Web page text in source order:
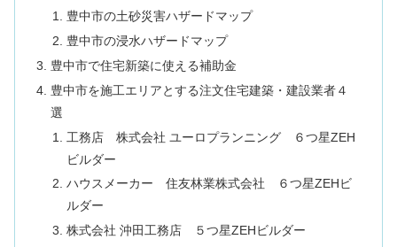
豊中市の土砂災害ハザードマップ
豊中市の浸水ハザードマップ
豊中市で住宅新築に使える補助金
豊中市を施工エリアとする注文住宅建築・建設業者４
選
工務店 株式会社 ユーロプランニング ６つ星ZEH
ビルダー
ハウスメーカー 住友林業株式会社 ６つ星ZEHビ
ルダー
株式会社 沖田工務店 ５つ星ZEHビルダー